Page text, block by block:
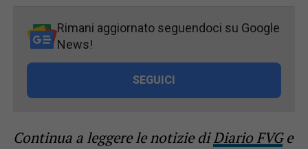
Rimani aggiornato seguendoci su Google
News!
SEGUICI
Continua a leggere le notizie diDiario FVGe